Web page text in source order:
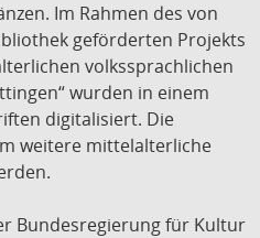
Im Rahmen des von
geförderten Projekts
volkssprachlichen
wurden in einem
digitalisiert. Die
weitere mittelalterliche
Bundesregierung für Kultur